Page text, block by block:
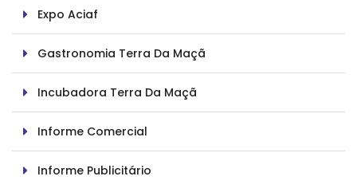
Expo Aciaf
Gastronomia Terra Da Maçã
Incubadora Terra Da Maçã
Informe Comercial
Informe Publicitário